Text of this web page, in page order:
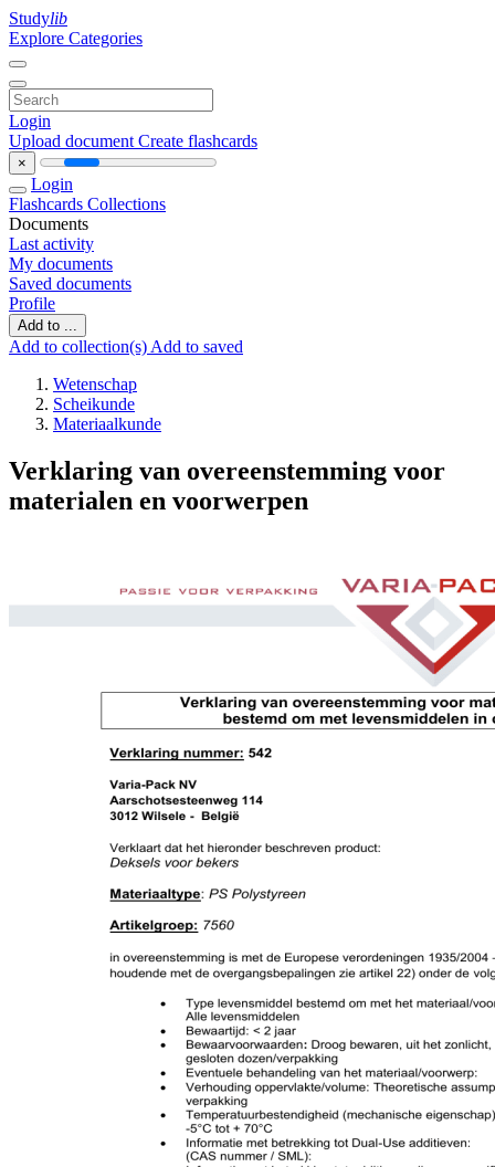
Studylib
Explore Categories
Login
Upload document Create flashcards
×
Login
Flashcards Collections
Documents
Last activity
My documents
Saved documents
Profile
Add to ...
Add to collection(s) Add to saved
Wetenschap
Scheikunde
Materiaalkunde
Verklaring van overeenstemming voor
materialen en voorwerpen